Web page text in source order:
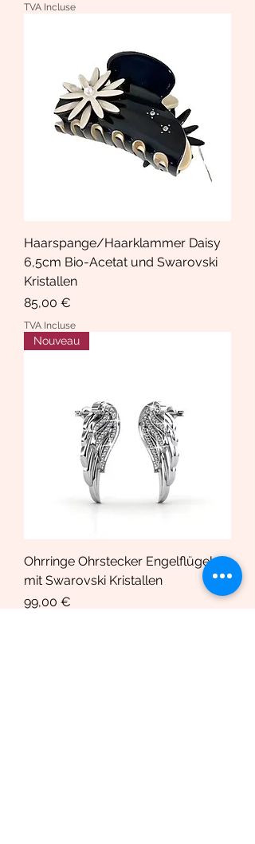
TVA Incluse
Haarspange/Haarklammer Daisy
6,5cm Bio-Acetat und Swarovski
Kristallen
Prix
85,00 €
TVA Incluse
Nouveau
Ohrringe Ohrstecker Engelflügel
mit Swarovski Kristallen
Prix
99,00 €